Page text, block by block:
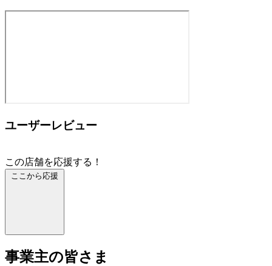
ユーザーレビュー
この店舗を応援する！
ここから応援
事業主の皆さま